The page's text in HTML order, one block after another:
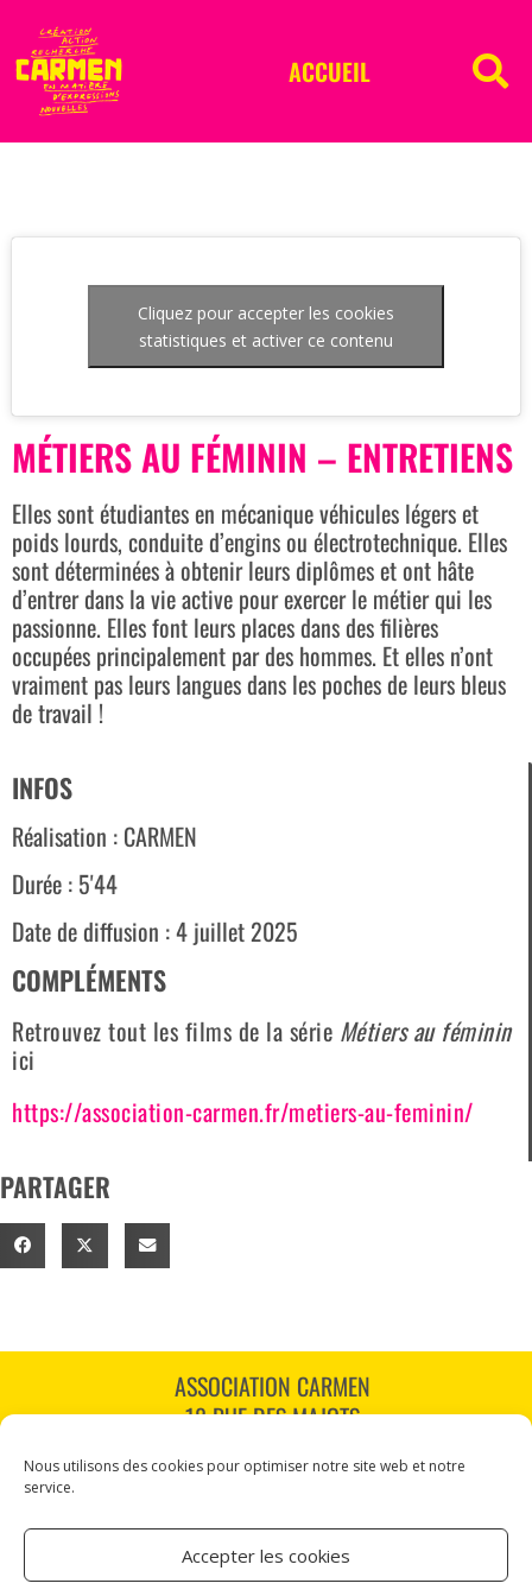
Nous utilisons des cookies pour optimiser notre site web et notre
service.
Accepter les cookies
ACCUEIL
Cliquez pour accepter les cookies
statistiques et activer ce contenu
MÉTIERS AU FÉMININ – ENTRETIENS
Elles sont étudiantes en mécanique véhicules légers et
poids lourds, conduite d’engins ou électrotechnique. Elles
sont déterminées à obtenir leurs diplômes et ont hâte
d’entrer dans la vie active pour exercer le métier qui les
passionne. Elles font leurs places dans des filières
occupées principalement par des hommes. Et elles n’ont
vraiment pas leurs langues dans les poches de leurs bleus
de travail !
INFOS
Réalisation : CARMEN
Durée : 5'44
Date de diffusion : 4 juillet 2025
COMPLÉMENTS
Retrouvez tout les films de la série Métiers au féminin
ici
https://association-carmen.fr/metiers-au-feminin/
PARTAGER
ASSOCIATION CARMEN
18 RUE DES MAJOTS
TÉL : 03 60 12 34 10
NOUS SUIVRE